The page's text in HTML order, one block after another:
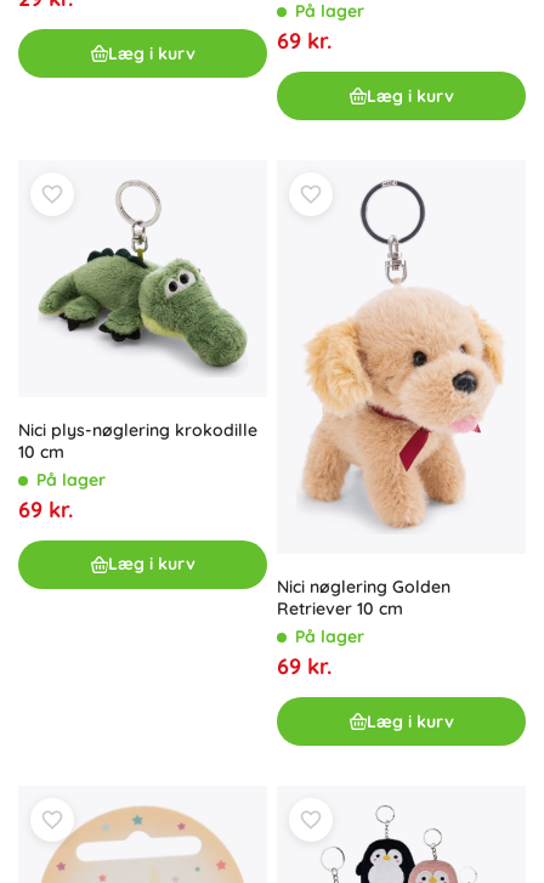
Læg i kurv
På lager
69 kr.
Læg i kurv
Nici plys-nøglering krokodille
10 cm
På lager
69 kr.
Læg i kurv
Nici nøglering Golden
Retriever 10 cm
På lager
69 kr.
Læg i kurv